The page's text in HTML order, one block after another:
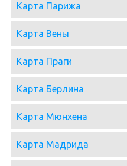
Карта Парижа
Карта Вены
Карта Праги
Карта Берлина
Карта Мюнхена
Карта Мадрида